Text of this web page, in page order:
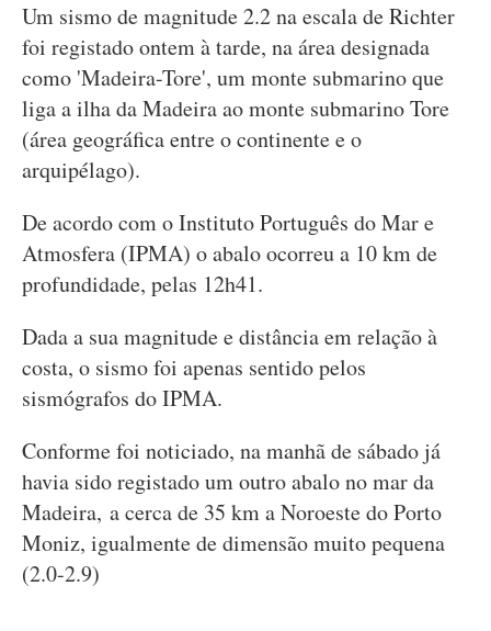
Um sismo de magnitude 2.2 na escala de Richter
foi registado ontem à tarde, na área designada
como 'Madeira-Tore', um monte submarino que
liga a ilha da Madeira ao monte submarino Tore
(área geográfica entre o continente e o
arquipélago).
De acordo com o Instituto Português do Mar e
Atmosfera (IPMA) o abalo ocorreu a 10 km de
profundidade, pelas 12h41.
Dada a sua magnitude e distância em relação à
costa, o sismo foi apenas sentido pelos
sismógrafos do IPMA.
Conforme foi noticiado, na manhã de sábado já
havia sido registado um outro abalo no mar da
Madeira, a cerca de 35 km a Noroeste do Porto
Moniz, igualmente de dimensão muito pequena
(2.0-2.9)